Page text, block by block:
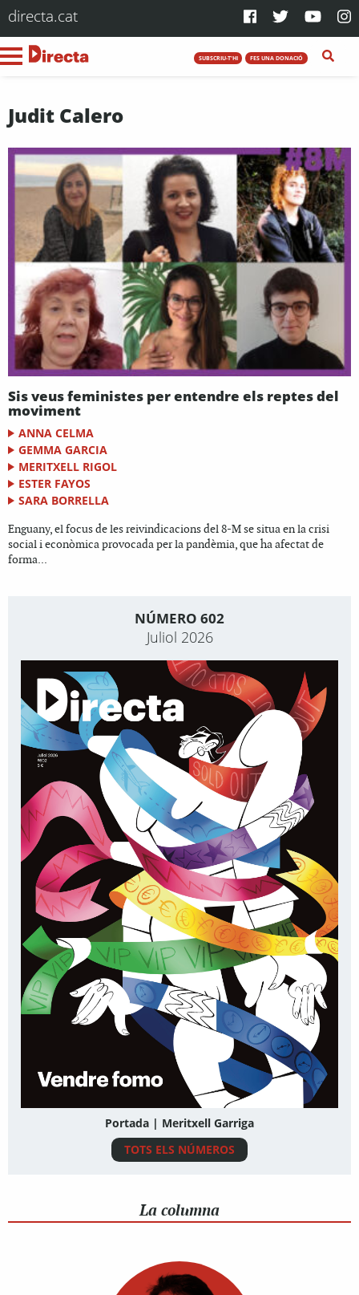
directa.cat
SUBSCRIU-T'HI FES UNA DONACIÓ
Judit Calero
Sis veus feministes per entendre els reptes del
moviment
ANNA CELMA
GEMMA GARCIA
MERITXELL RIGOL
ESTER FAYOS
SARA BORRELLA
Enguany, el focus de les reivindicacions del 8-M se situa en la crisi
social i econòmica provocada per la pandèmia, que ha afectat de
forma...
NÚMERO 602
Juliol 2026
Portada | Meritxell Garriga
TOTS ELS NÚMEROS
La columna